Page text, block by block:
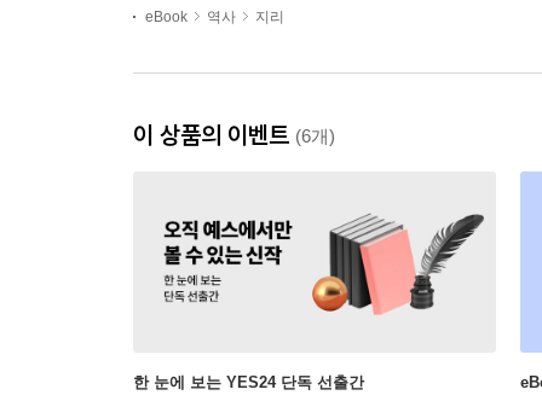
eBook 역사 지리
이 상품의 이벤트 (6개)
한 눈에 보는 YES24 단독 선출간